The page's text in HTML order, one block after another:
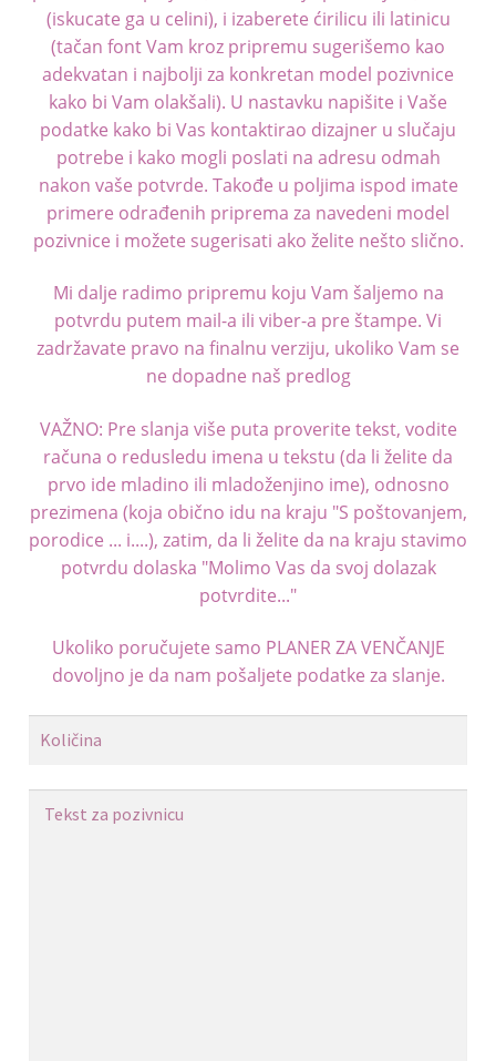
(iskucate ga u celini), i izaberete ćirilicu ili latinicu
(tačan font Vam kroz pripremu sugerišemo kao
adekvatan i najbolji za konkretan model pozivnice
kako bi Vam olakšali). U nastavku napišite i Vaše
podatke kako bi Vas kontaktirao dizajner u slučaju
potrebe i kako mogli poslati na adresu odmah
nakon vaše potvrde. Takođe u poljima ispod imate
primere odrađenih priprema za navedeni model
pozivnice i možete sugerisati ako želite nešto slično.
Mi dalje radimo pripremu koju Vam šaljemo na
potvrdu putem mail-a ili viber-a pre štampe. Vi
zadržavate pravo na finalnu verziju, ukoliko Vam se
ne dopadne naš predlog
VAŽNO: Pre slanja više puta proverite tekst, vodite
računa o redusledu imena u tekstu (da li želite da
prvo ide mladino ili mladoženjino ime), odnosno
prezimena (koja obično idu na kraju "S poštovanjem,
porodice ... i....), zatim, da li želite da na kraju stavimo
potvrdu dolaska "Molimo Vas da svoj dolazak
potvrdite..."
Ukoliko poručujete samo PLANER ZA VENČANJE
dovoljno je da nam pošaljete podatke za slanje.